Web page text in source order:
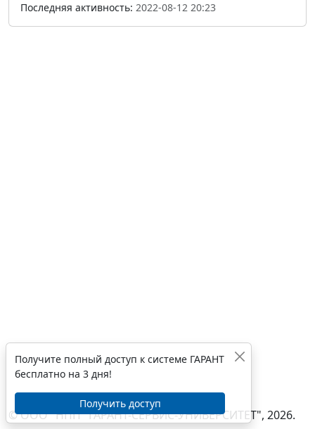
Последняя активность: 2022-08-12 20:23
© ООО "НПП "ГАРАНТ-СЕРВИС-УНИВЕРСИТЕТ", 2026.
Получите полный доступ к системе ГАРАНТ
бесплатно на 3 дня!
Получить доступ